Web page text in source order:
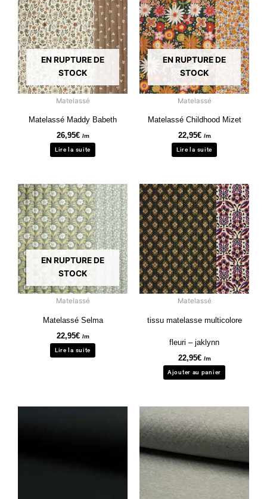
EN RUPTURE DE
STOCK
Matelassé
Matelassé Maddy Babeth
26,95€ /m
Lire la suite
EN RUPTURE DE
STOCK
Matelassé
Matelassé Childhood Mizet
22,95€ /m
Lire la suite
EN RUPTURE DE
STOCK
Matelassé
Matelassé Selma
22,95€ /m
Lire la suite
Matelassé
tissu matelasse multicolore
fleuri – jaklynn
22,95€ /m
Ajouter au panier